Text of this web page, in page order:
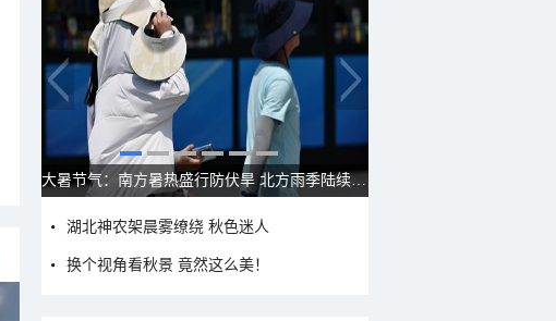
湖北神农架晨雾缭绕 秋色迷人
换个视角看秋景 竟然这么美！